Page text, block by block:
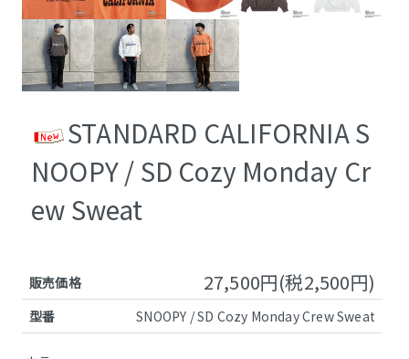
STANDARD CALIFORNIA S
NOOPY / SD Cozy Monday Cr
ew Sweat
販売価格 27,500円(税2,500円)
型番 SNOOPY / SD Cozy Monday Crew Sweat